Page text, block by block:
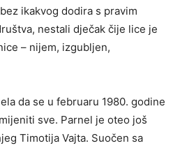
ikakvog dodira s pravim
nestali dječak čije lice je
– nijem, izgubljen,
da se u februaru 1980. godine
sve. Parnel je oteo još
Timotija Vajta. Suočen sa